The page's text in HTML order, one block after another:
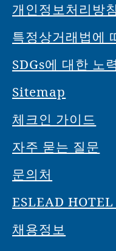
개인정보처리방침
특정상거래법에
SDGs에 대한 노력
Sitemap
체크인 가이드
자주 묻는 질문
문의처
ESLEAD HOTEL
채용정보